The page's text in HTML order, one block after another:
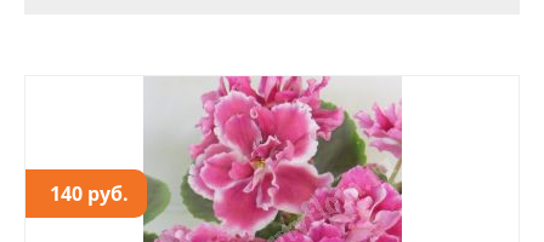
140 руб.